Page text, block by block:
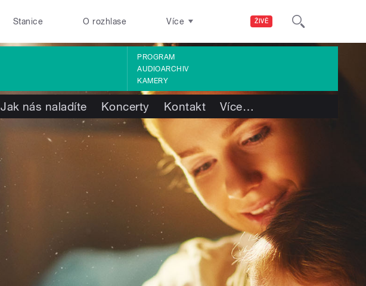
ŽIVĚ
Stanice O rozhlase Více
PROGRAM
AUDIOARCHIV
KAMERY
Jak nás naladíte Koncerty Kontakt Více…